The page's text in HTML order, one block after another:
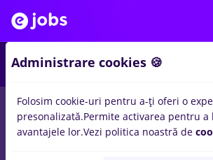
locuri de muncahaier, Part timein Iasi
Constructii / Instalatii, Medicina /
Administrare cookies 🍪
Folosim cookie-uri pentru a-ți oferi o
presonalizată.Permite activarea pentru a
avantajele lor.Vezi politica noastră de